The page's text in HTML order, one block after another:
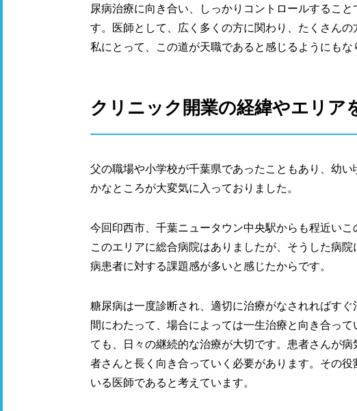
尿病治療に向き合い、しっかりコントロールするこ
す。医師として、広く多くの方に関わり、たくさん
私にとって、この道が天職であると感じるようにもな
クリニック開業の経緯やエリア
父の職場や小学校が千葉県であったこともあり、幼
かなところが大変気に入っておりました。
今回印西市、千葉ニュータウン中央駅からも程近い
このエリアに総合病院はありましたが、そうした病
病患者に対する課題感が多いと感じたからです。
糖尿病は一度診断され、適切に治療がなされればす
間にわたって、場合によっては一生治療と向き合っ
ても、日々の継続的な治療が大切です。患者さんが
者さんと長く向き合っていく必要があります。その
いる医師であると考えています。